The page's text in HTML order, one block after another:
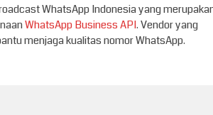
WhatsApp Indonesia yang
WhatsApp Business API. Vendor yang
menjaga kualitas nomor WhatsApp.